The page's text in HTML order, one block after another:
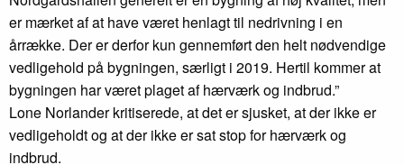
er mærket af at have været henlagt til nedrivning i en
årrække. Der er derfor kun gennemført den helt nødvendige
vedligehold på bygningen, særligt i 2019. Hertil kommer at
bygningen har været plaget af hærværk og indbrud.”
Lone Norlander kritiserede, at det er sjusket, at der ikke er
vedligeholdt og at der ikke er sat stop for hærværk og
indbrud.